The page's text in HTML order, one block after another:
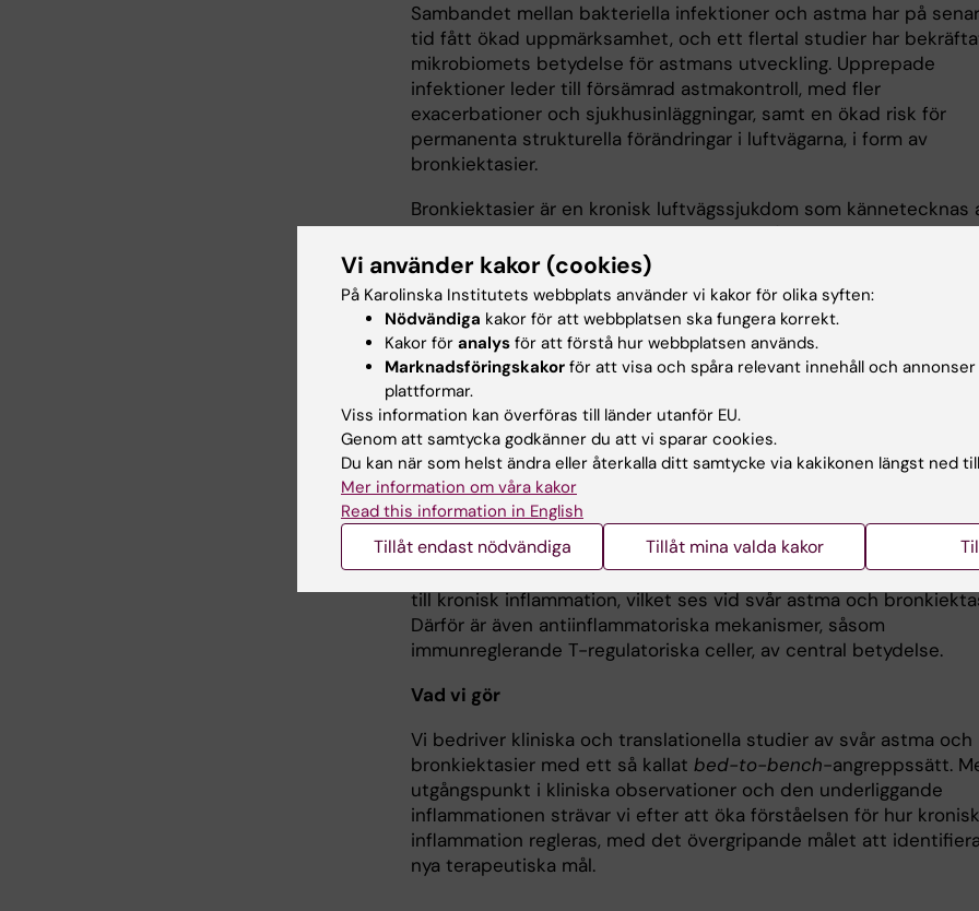
Sambandet mellan bakteriella infektioner och astma har på
tid fått ökad uppmärksamhet, och ett flertal studier har
mikrobiomets betydelse för astmans utveckling. Upprepade
infektioner leder till försämrad astmakontroll, med fler
exacerbationer och sjukhusinläggningar, samt en ökad risk för
permanenta strukturella förändringar i luftvägarna, i form av
bronkiektasier.
Bronkiektasier är en kronisk luftvägssjukdom som kännetecknas
permanenta vidgningar av bronkerna och återkommande symtom
såsom hosta, slemproduktion och luftvägsinfektioner. Tillståndet
överrepresenterat hos patienter med svår astma, med en
på upp till 25–40 procent, jämfört med cirka 3 procent hos
patienter med generellt mildare astma. Förekomsten av
bronkiektasier är också kopplad till en ökad risk för
sjukhusinläggningar.
Både astma och bronkiektasier kännetecknas av kronisk
inflammation som regleras av T-hjälparceller, såsom Th1-, Th2-
Th17-celler.
Inflammation är i grunden en skyddande respons mot
mikroorganismer och skadliga stimuli, såsom allergenexponering
vävnadsskada. Utan adekvat reglering kan denna respons dock
till kronisk inflammation, vilket ses vid svår astma och
Därför är även antiinflammatoriska mekanismer, såsom
immunreglerande T-regulatoriska celler, av central betydelse.
Vad vi gör
Vi bedriver kliniska och translationella studier av svår astma och
bronkiektasier med ett så kallat bed-to-bench-angreppssätt.
utgångspunkt i kliniska observationer och den underliggande
inflammationen strävar vi efter att öka förståelsen för hur kronisk
inflammation regleras, med det övergripande målet att identifiera
nya terapeutiska mål.
Vi använder kakor (cookies)
På Karolinska Institutets webbplats använder vi kakor för olika syften:
Nödvändiga kakor för att webbplatsen ska fungera korrekt.
Kakor för analys för att förstå hur webbplatsen används.
Marknadsföringskakor för att visa och spåra relevant innehåll och
plattformar.
Viss information kan överföras till länder utanför EU.
Genom att samtycka godkänner du att vi sparar cookies.
Du kan när som helst ändra eller återkalla ditt samtycke via kakikonen längst ned
Mer information om våra kakor
Read this information in English
Tillåt endast nödvändiga Tillåt mina valda kakor